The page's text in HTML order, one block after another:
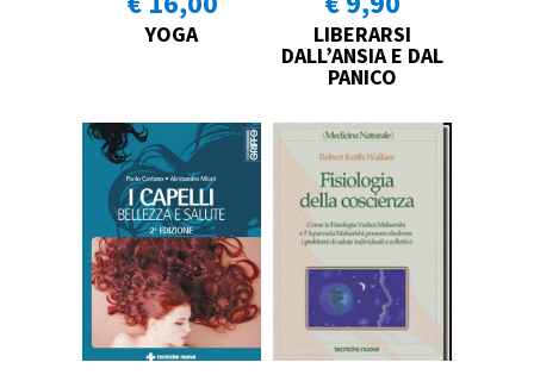
YOGA LIBERARSI
DALL’ANSIA E DAL
PANICO